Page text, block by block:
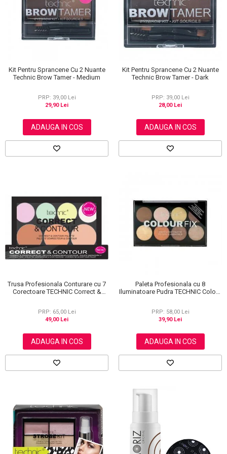
Scrub / Balsam de buze
Netestate pe Animale
Kit Pentru Sprancene Cu 2 Nuante
Technic Brow Tamer - Medium
PRP: 39,00 Lei
29,90 Lei
ADAUGA IN COS
Kit Pentru Sprancene Cu 2 Nuante
Technic Brow Tamer - Dark
PRP: 39,00 Lei
28,00 Lei
ADAUGA IN COS
Trusa Profesionala Conturare cu 7
Corectoare TECHNIC Correct &
PRP: 65,00 Lei
49,00 Lei
ADAUGA IN COS
Paleta Profesionala cu 8
Iluminatoare Pudra TECHNIC Colour
PRP: 58,00 Lei
39,90 Lei
ADAUGA IN COS